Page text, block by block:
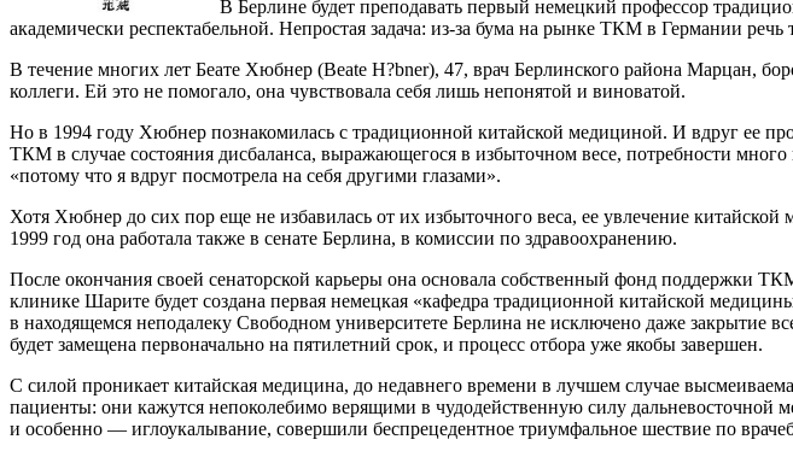
В Берлине будет преподавать первый немецкий профессор
академически респектабельной. Непростая задача: из-за бума на рынке ТКМ в Германии
В течение многих лет Беате Хюбнер (Beate H?bner), 47, врач Берлинского района Марцан,
коллеги. Ей это не помогало, она чувствовала себя лишь непонятой и виноватой.
Но в 1994 году Хюбнер познакомилась с традиционной китайской медициной. И вдруг ее
ТКМ в случае состояния дисбаланса, выражающегося в избыточном весе, потребности
«потому что я вдруг посмотрела на себя другими глазами».
Хотя Хюбнер до сих пор еще не избавилась от их избыточного веса, ее увлечение
1999 год она работала также в сенате Берлина, в комиссии по здравоохранению.
После окончания своей сенаторской карьеры она основала собственный фонд поддержки
клинике Шарите будет создана первая немецкая «кафедра традиционной китайской
в находящемся неподалеку Свободном университете Берлина не исключено даже закрытие
будет замещена первоначально на пятилетний срок, и процесс отбора уже якобы завершен.
С силой проникает китайская медицина, до недавнего времени в лучшем случае
пациенты: они кажутся непоколебимо верящими в чудодейственную силу
и особенно — иглоукалывание, совершили беспрецедентное триумфальное шествие по